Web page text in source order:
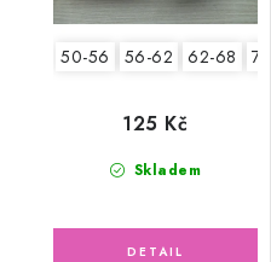
50-56 56-62 62-68
Skladem
125 Kč